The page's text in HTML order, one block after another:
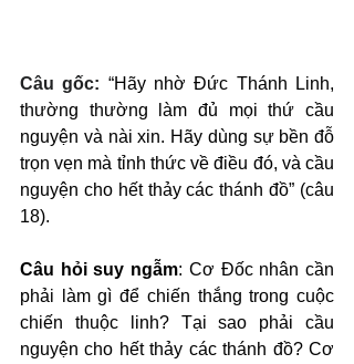
Câu gốc: “Hãy nhờ Đức Thánh Linh,
thường thường làm đủ mọi thứ cầu
nguyện và nài xin. Hãy dùng sự bền đỗ
trọn vẹn mà tỉnh thức về điều đó, và cầu
nguyện cho hết thảy các thánh đồ” (câu
18).
Câu hỏi suy ngẫm: Cơ Đốc nhân cần
phải làm gì để chiến thắng trong cuộc
chiến thuộc linh? Tại sao phải cầu
nguyện cho hết thảy các thánh đồ? Cơ